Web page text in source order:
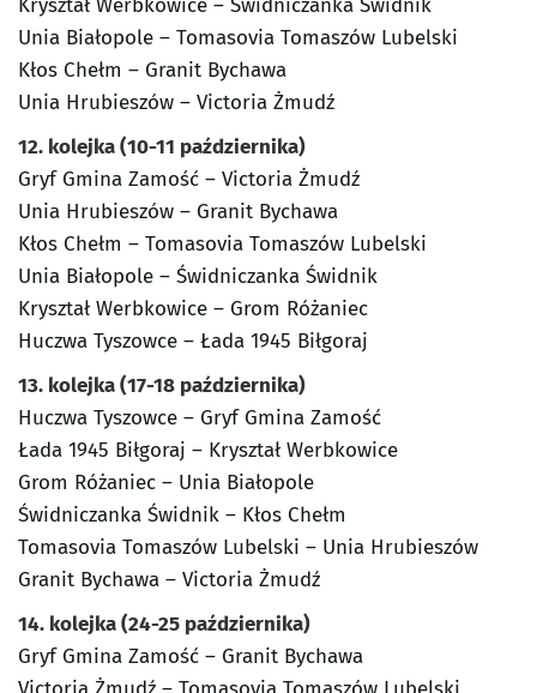
Kryształ Werbkowice – Świdniczanka Świdnik
Unia Białopole – Tomasovia Tomaszów Lubelski
Kłos Chełm – Granit Bychawa
Unia Hrubieszów – Victoria Żmudź
12. kolejka (10-11 października)
Gryf Gmina Zamość – Victoria Żmudź
Unia Hrubieszów – Granit Bychawa
Kłos Chełm – Tomasovia Tomaszów Lubelski
Unia Białopole – Świdniczanka Świdnik
Kryształ Werbkowice – Grom Różaniec
Huczwa Tyszowce – Łada 1945 Biłgoraj
13. kolejka (17-18 października)
Huczwa Tyszowce – Gryf Gmina Zamość
Łada 1945 Biłgoraj – Kryształ Werbkowice
Grom Różaniec – Unia Białopole
Świdniczanka Świdnik – Kłos Chełm
Tomasovia Tomaszów Lubelski – Unia Hrubieszów
Granit Bychawa – Victoria Żmudź
14. kolejka (24-25 października)
Gryf Gmina Zamość – Granit Bychawa